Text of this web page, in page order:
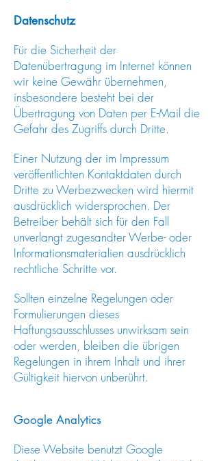
Datenschutz
Für die Sicherheit der
Datenübertragung im Internet können
wir keine Gewähr übernehmen,
insbesondere besteht bei der
Übertragung von Daten per E-Mail die
Gefahr des Zugriffs durch Dritte.
Einer Nutzung der im Impressum
veröffentlichten Kontaktdaten durch
Dritte zu Werbezwecken wird hiermit
ausdrücklich widersprochen. Der
Betreiber behält sich für den Fall
unverlangt zugesandter Werbe- oder
Informationsmaterialien ausdrücklich
rechtliche Schritte vor.
Sollten einzelne Regelungen oder
Formulierungen dieses
Haftungsausschlusses unwirksam sein
oder werden, bleiben die übrigen
Regelungen in ihrem Inhalt und ihrer
Gültigkeit hiervon unberührt.
Google Analytics
Diese Website benutzt Google